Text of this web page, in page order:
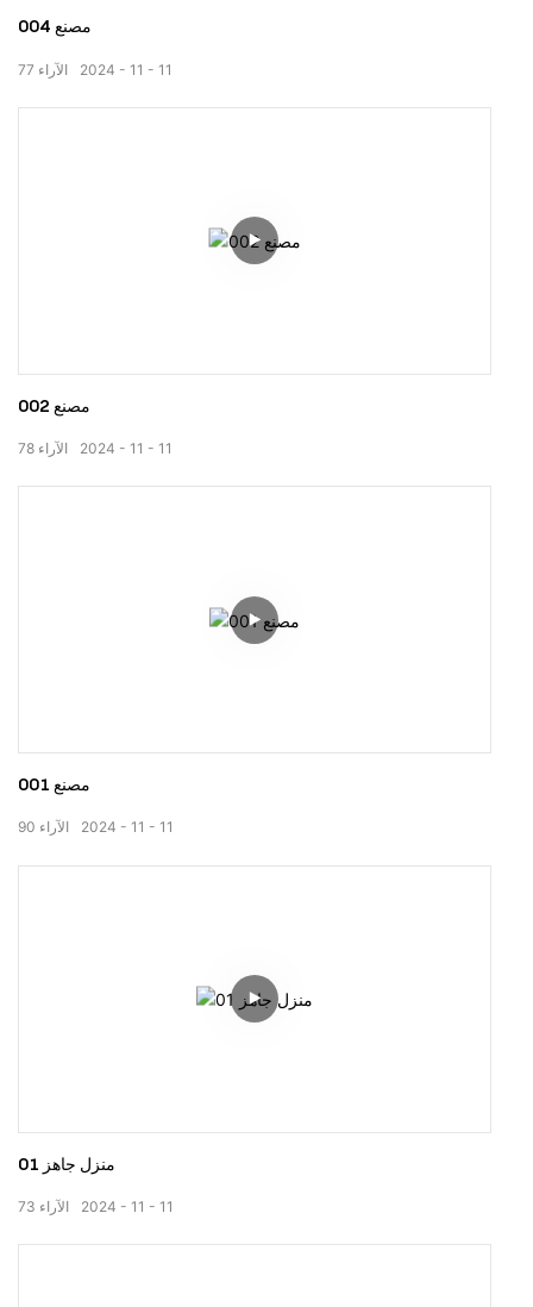
مصنع 004
2024 11 11
77 الآراء
مصنع 002
2024 11 11
78 الآراء
مصنع 001
2024 11 11
90 الآراء
منزل جاهز 01
2024 11 11
73 الآراء